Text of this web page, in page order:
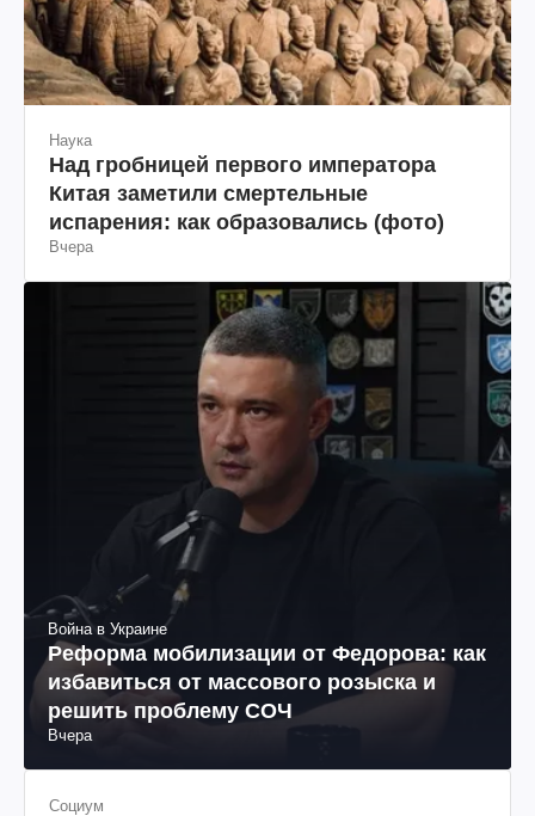
Наука
Над гробницей первого императора
Китая заметили смертельные
испарения: как образовались (фото)
Вчера
Война в Украине
Реформа мобилизации от Федорова: как
избавиться от массового розыска и
решить проблему СОЧ
Вчера
Социум